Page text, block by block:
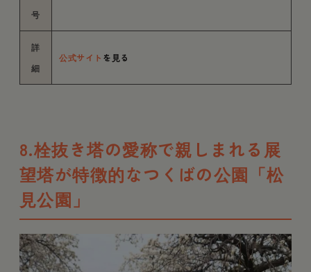
号
詳
細
公式サイト を見る
8.栓抜き塔の愛称で親しまれる展
望塔が特徴的なつくばの公園「松
見公園」